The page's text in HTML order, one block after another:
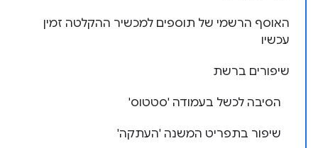
האוסף הרשמי של תוספים למכשיר ההקלטה זמין
עכשיו
שיפורים ברשת
הסיבה לכשל בעמודה 'סטטוס'
שיפור בתפריט המשנה 'העתקה'